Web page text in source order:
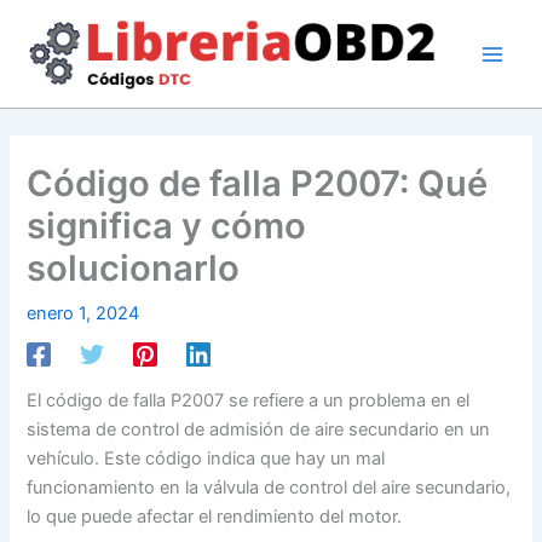
contenido
Código de falla P2007: Qué
significa y cómo
solucionarlo
enero 1, 2024
El código de falla P2007 se refiere a un problema en el
sistema de control de admisión de aire secundario en un
vehículo. Este código indica que hay un mal
funcionamiento en la válvula de control del aire secundario,
lo que puede afectar el rendimiento del motor.